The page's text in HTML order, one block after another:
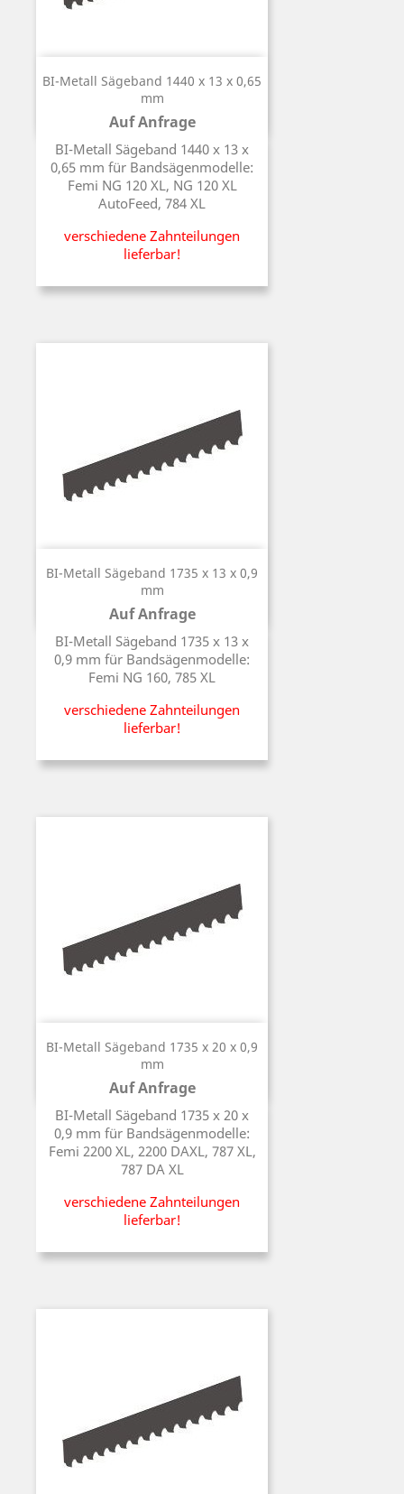
BI-Metall Sägeband 1440 x 13 x 0,65
mm
Auf Anfrage
Preis
BI-Metall Sägeband 1440 x 13 x
0,65 mm für Bandsägenmodelle:
Femi NG 120 XL, NG 120 XL
AutoFeed, 784 XL
verschiedene Zahnteilungen
lieferbar!
BI-Metall Sägeband 1735 x 13 x 0,9
mm
Auf Anfrage
Preis
BI-Metall Sägeband 1735 x 13 x
0,9 mm für Bandsägenmodelle:
Femi NG 160, 785 XL
verschiedene Zahnteilungen
lieferbar!
BI-Metall Sägeband 1735 x 20 x 0,9
mm
Auf Anfrage
Preis
BI-Metall Sägeband 1735 x 20 x
0,9 mm für Bandsägenmodelle:
Femi 2200 XL, 2200 DAXL, 787 XL,
787 DA XL
verschiedene Zahnteilungen
lieferbar!